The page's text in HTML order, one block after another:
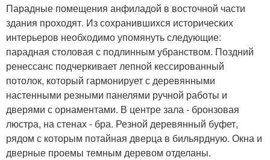
Парадные помещения анфиладой в восточной части
здания проходят. Из сохранившихся исторических
интерьеров необходимо упомянуть следующие:
парадная столовая с подлинным убранством. Поздний
ренессанс подчеркивает лепной кессированный
потолок, который гармонирует с деревянными
настенными резными панелями ручной работы и
дверями с орнаментами. В центре зала - бронзовая
люстра, на стенах - бра. Резной деревянный буфет,
рядом с которым потайная дверца в бильярдную. Окна и
дверные проемы темным деревом отделаны.